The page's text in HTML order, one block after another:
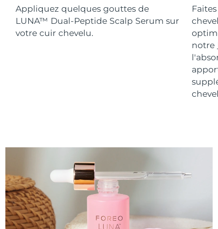
Appliquez quelques gouttes de
LUNA™ Dual-Peptide Scalp Serum sur
votre cuir chevelu.
notre